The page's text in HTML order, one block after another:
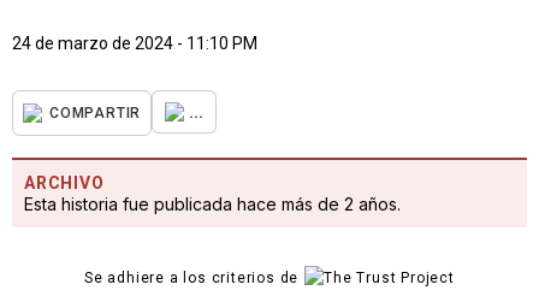
24 de marzo de 2024 - 11:10 PM
COMPARTIR ...
ARCHIVO
Esta historia fue publicada hace más de 2 años.
Se adhiere a los criterios de